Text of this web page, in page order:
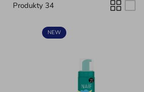
Produkty 34
NEW